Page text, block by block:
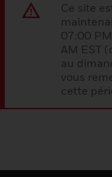
Ce site
07:00
AM EST
au
vous
cette